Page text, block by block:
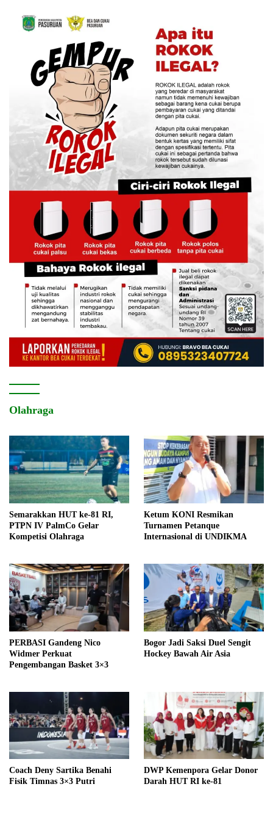
Olahraga
Semarakkan HUT ke-81 RI,
PTPN IV PalmCo Gelar
Kompetisi Olahraga
Ketum KONI Resmikan
Turnamen Petanque
Internasional di UNDIKMA
PERBASI Gandeng Nico
Widmer Perkuat
Pengembangan Basket 3×3
Bogor Jadi Saksi Duel Sengit
Hockey Bawah Air Asia
Coach Deny Sartika Benahi
Fisik Timnas 3×3 Putri
DWP Kemenpora Gelar Donor
Darah HUT RI ke-81